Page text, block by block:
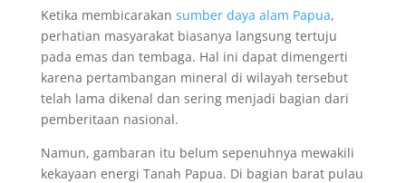
Ketika membicarakan sumber daya alam Papua,
perhatian masyarakat biasanya langsung tertuju
pada emas dan tembaga. Hal ini dapat dimengerti
karena pertambangan mineral di wilayah tersebut
telah lama dikenal dan sering menjadi bagian dari
pemberitaan nasional.
Namun, gambaran itu belum sepenuhnya mewakili
kekayaan energi Tanah Papua. Di bagian barat pulau